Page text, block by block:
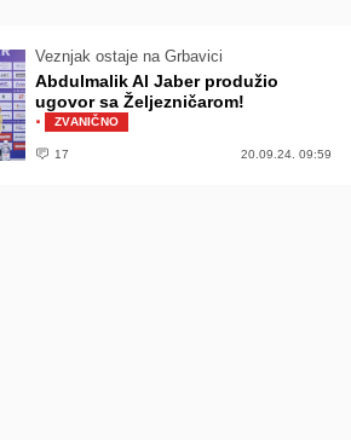
Veznjak ostaje na Grbavici
Abdulmalik Al Jaber produžio
ugovor sa Željezničarom!
· ZVANIČNO
17 20.09.24. 09:59